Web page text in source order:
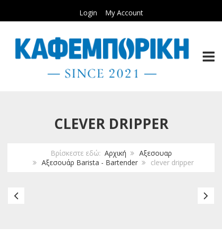
Login My Account
CLEVER DRIPPER
Βρίσκεστε εδώ: Αρχική
Αξεσουαρ
Αξεσουάρ Barista - Bartender
clever dripper